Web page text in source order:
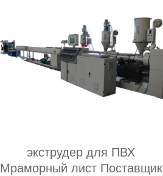
экструдер для ПВХ
Мраморный лист Поставщик